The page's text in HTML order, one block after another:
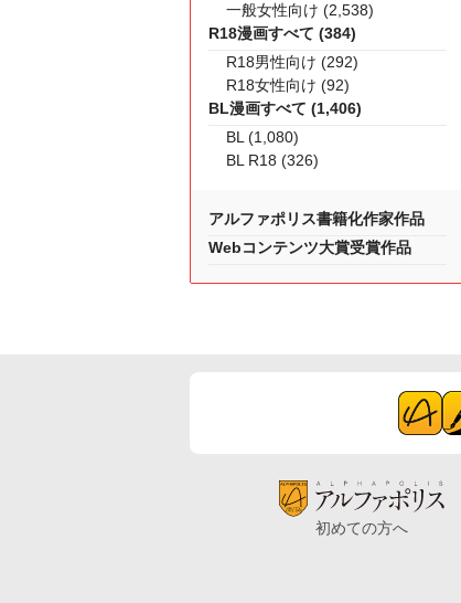
一般女性向け (2,538)
R18漫画すべて (384)
R18男性向け (292)
R18女性向け (92)
BL漫画すべて (1,406)
BL (1,080)
BL R18 (326)
アルファポリス書籍化作家作品
Webコンテンツ大賞受賞作品
初めての方へ